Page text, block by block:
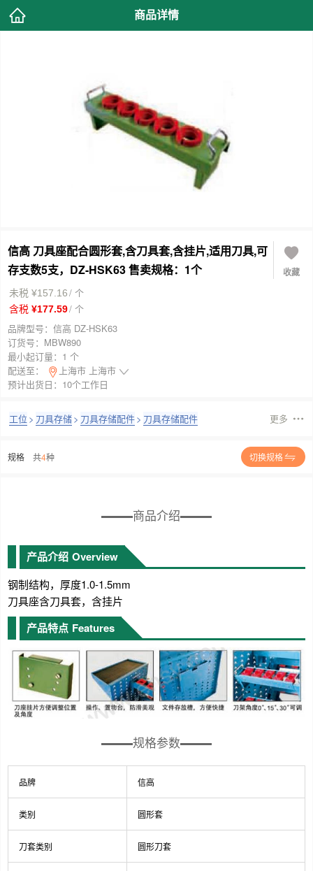
商品详情
信高 刀具座配合圆形套,含刀具套,含挂片,适用刀具,可
存支数5支，DZ-HSK63 售卖规格：1个
收藏
未税 ¥157.16/ 个
含税 ¥177.59/ 个
品牌型号： 信高 DZ-HSK63
订货号： MBW890
最小起订量： 1 个
配送至：
上海市 上海市
预计出货日：10个工作日
工位 > 刀具存储> 刀具存储配件> 刀具存储配件 更多
规格 共4种 切换规格
商品介绍
产品介绍 Overview
钢制结构，厚度1.0-1.5mm
刀具座含刀具套，含挂片
产品特点 Features
规格参数
品牌 信高
类别 圆形套
刀套类别 圆形刀套